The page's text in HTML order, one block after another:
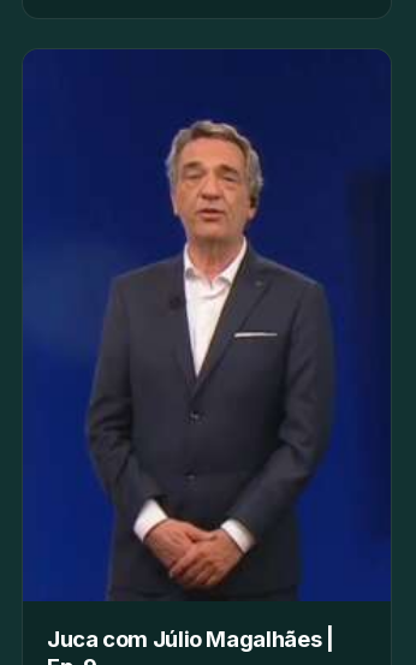
Juca com Júlio Magalhães |